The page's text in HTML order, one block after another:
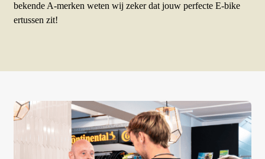
bekende A-merken weten wij zeker dat jouw perfecte E-bike
ertussen zit!